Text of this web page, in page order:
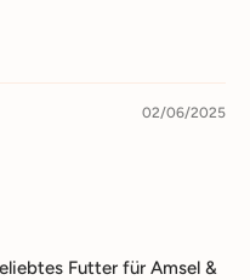
02/06/2025
Futter für Amsel &